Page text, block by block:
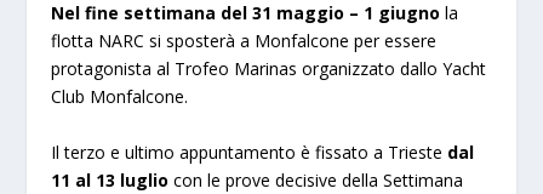
Nel fine settimana del 31 maggio – 1 giugno la
flotta NARC si sposterà a Monfalcone per essere
protagonista al Trofeo Marinas organizzato dallo Yacht
Club Monfalcone.
Il terzo e ultimo appuntamento è fissato a Trieste dal
11 al 13 luglio con le prove decisive della Settimana